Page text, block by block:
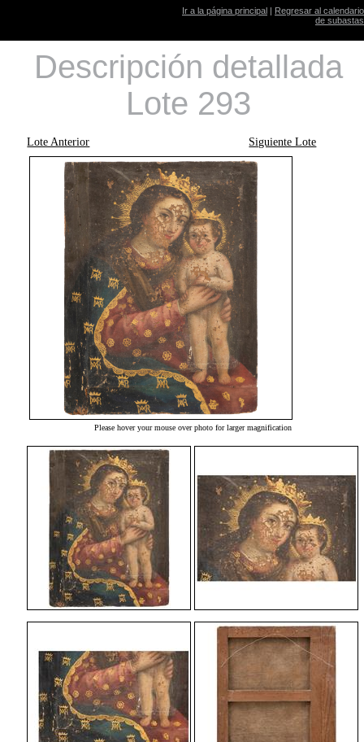
Ir a la página principal | Regresar al calendario
de subastas
Descripción detallada
Lote 293
Lote Anterior Siguiente Lote
Please hover your mouse over photo for larger magnification